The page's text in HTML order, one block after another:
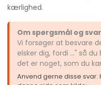
kærlighed.
Om spørgsmål og
Vi forsøger at besvare
elsker dig, fordi ..." så
det er noget, som du
Anvend gerne disse svar.